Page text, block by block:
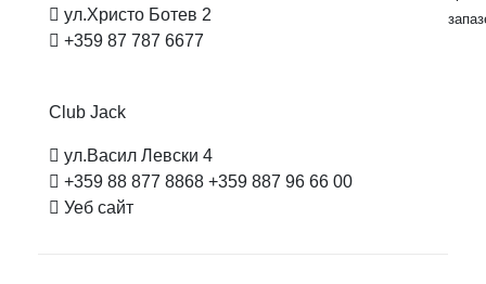
ул.Христо Ботев 2
+359 87 787 6677
Club Jack
ул.Васил Левски 4
+359 88 877 8868 +359 887 96 66 00
Уеб сайт